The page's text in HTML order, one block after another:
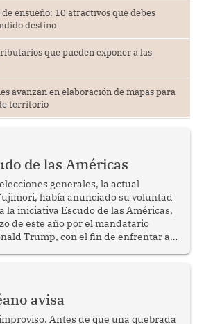
ensueño: 10 atractivos que debes
destino
que pueden exponer a las
avanzan en elaboración de mapas para
territorio
de las Américas
generales, la actual
había anunciado su voluntad
la iniciativa Escudo de las Américas,
de este año por el mandatario
Trump, con el fin de enfrentar al
avisa
Antes de que una quebrada